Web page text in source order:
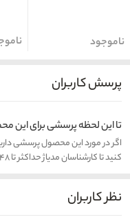
ناموجود
پرسش کاربران
تا این لحظه پرسشی برای
اگر در مورد این محصول پرسشی
کنید تا کارشناسان مدیاژ حداکثر تا ۴۸ ساعت به شما پاسخ دهند
نظر کاربران